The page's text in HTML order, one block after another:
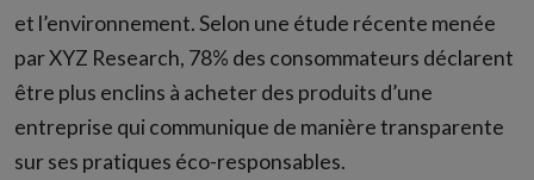
et l’environnement. Selon une étude récente menée
par XYZ Research, 78% des consommateurs déclarent
être plus enclins à acheter des produits d’une
entreprise qui communique de manière transparente
sur ses pratiques éco-responsables.